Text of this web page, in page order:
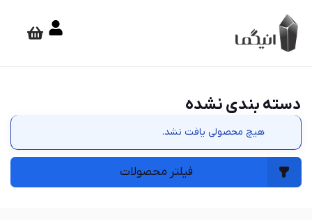
دسته بندی نشده
هیچ محصولی یافت نشد.
فیلتر محصولات